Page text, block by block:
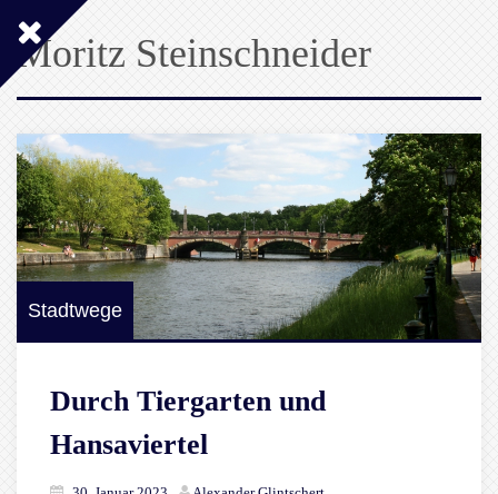
Moritz Steinschneider
Stadtwege
Durch Tiergarten und
Hansaviertel